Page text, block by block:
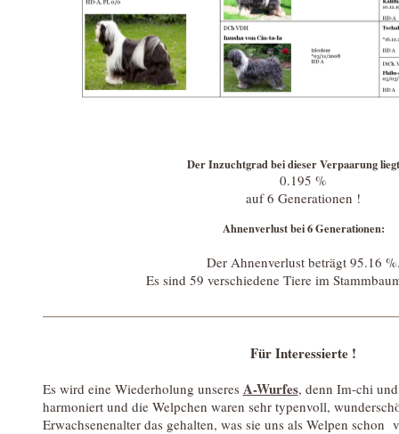
Der Inzuchtgrad bei dieser Verpaarung
0.195 %
auf 6 Generationen !
Ahnenverlust bei 6 Generationen:
Der Ahnenverlust beträgt 95.16
Es sind 59 verschiedene Tiere im
Für Interessierte !
Es wird eine Wiederholung unseres A-Wurfes, denn Im-chi
harmoniert und die Welpchen waren sehr typenvoll,
Erwachsenenalter das gehalten, was sie uns als Welpen